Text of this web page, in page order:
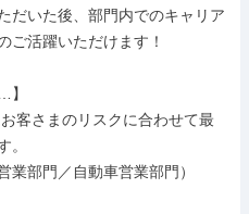
だいた後、部門内でのキャリア
ご活躍いただけます！
】
。
業部門／自動車営業部門）